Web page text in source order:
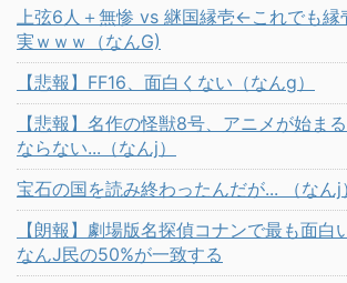
上弦6人＋無惨 vs 継国縁壱←これでも縁
実ｗｗｗ（なんG)
【悲報】FF16、面白くない（なんg）
【悲報】名作の怪獣8号、アニメが始ま
ならない...（なんj）
宝石の国を読み終わったんだが... （なんj）
【朗報】劇場版名探偵コナンで最も面白
なんJ民の50%が一致する